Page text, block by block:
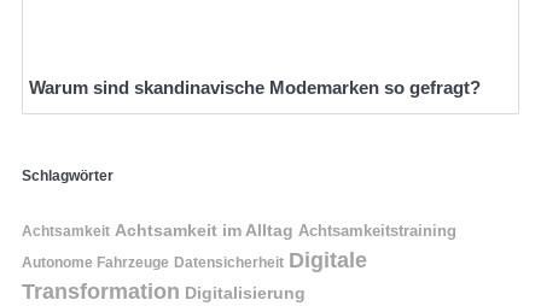
Warum sind skandinavische Modemarken so gefragt?
Schlagwörter
Achtsamkeit Achtsamkeit im Alltag Achtsamkeitstraining
Autonome Fahrzeuge Datensicherheit Digitale
Transformation Digitalisierung